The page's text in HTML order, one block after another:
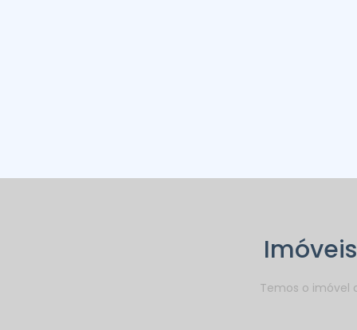
Temos o imóvel